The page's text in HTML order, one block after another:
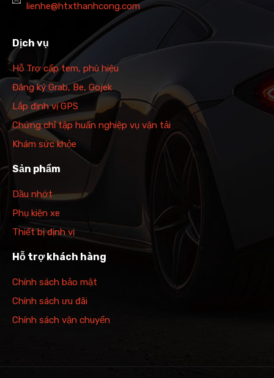
lienhe@htxthanhcong.com
Dịch vụ
Hỗ Trợ cấp tem, phù hiệu
Đăng ký Grab, Be, Gojek
Lắp định vị GPS
Chứng chỉ tập huấn nghiệp vụ vận tải
Khám sức khỏe
Sản phẩm
Dầu nhớt
Phụ kiện xe
Thiết bị định vị
Hỗ trợ khách hàng
Chính sách bảo mật
Chính sách ưu đãi
Chính sách vận chuyển